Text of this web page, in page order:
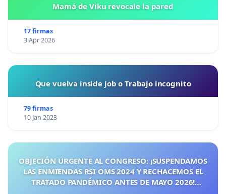
Mamá de Viku revocale la pared
17 firmas
3 Apr 2026
Que vuelva inside job o Trabajo incognito
79 firmas
10 Jan 2023
OBJECIÓN URGENTE AL CONGRESO: ¡SUSPENDAMOS
LAS ENMIENDAS RSI OMS 2024 Y RECHACEMOS EL
TRATADO PANDÉMICO ANTES DE MAYO 2026!